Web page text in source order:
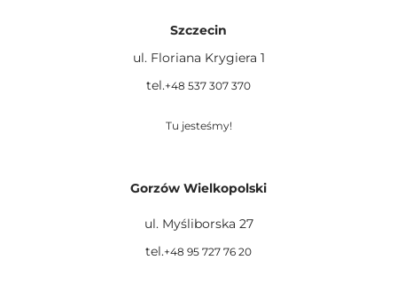
Szczecin
ul. Floriana Krygiera 1
tel.+48 537 307 370
Tu jesteśmy!
Gorzów Wielkopolski
ul. Myśliborska 27
tel.+48 95 727 76 20